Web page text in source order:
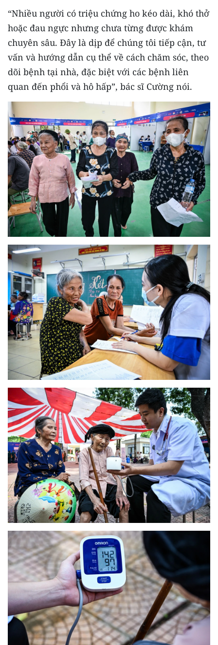
“Nhiều người có triệu chứng ho kéo dài, khó thở
hoặc đau ngực nhưng chưa từng được khám
chuyên sâu. Đây là dịp để chúng tôi tiếp cận, tư
vấn và hướng dẫn cụ thể về cách chăm sóc, theo
dõi bệnh tại nhà, đặc biệt với các bệnh liên
quan đến phổi và hô hấp”, bác sĩ Cường nói.